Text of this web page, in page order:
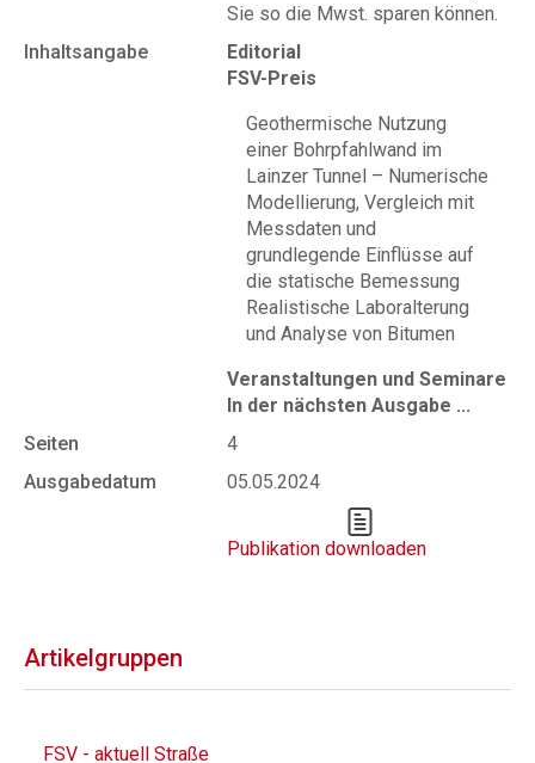
Sie so die Mwst. sparen können.
Inhaltsangabe
Editorial
FSV-Preis
Geothermische Nutzung
einer Bohrpfahlwand im
Lainzer Tunnel – Numerische
Modellierung, Vergleich mit
Messdaten und
grundlegende Einflüsse auf
die statische Bemessung
Realistische Laboralterung
und Analyse von Bitumen
Veranstaltungen und Seminare
In der nächsten Ausgabe ...
Seiten
4
Ausgabedatum
05.05.2024
Publikation downloaden
Artikelgruppen
FSV - aktuell Straße